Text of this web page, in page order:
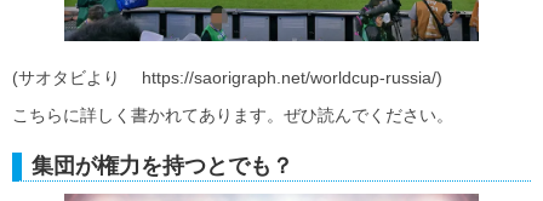
(サオタビより https://saorigraph.net/worldcup-russia/)
こちらに詳しく書かれてあります。ぜひ読んでください。
集団が権力を持つとでも？